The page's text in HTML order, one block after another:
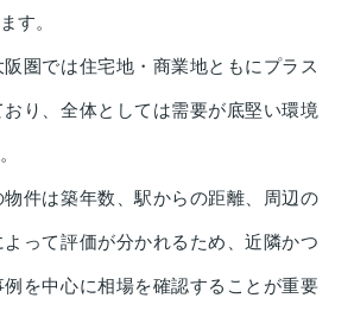
す。
圏では住宅地・商業地ともにプラス
り、全体としては需要が底堅い環境
件は築年数、駅からの距離、周辺の
って評価が分かれるため、近隣かつ
を中心に相場を確認することが重要